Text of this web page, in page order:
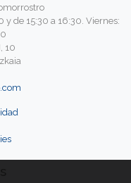
y de 15:30 a 16:30. Viernes:
10